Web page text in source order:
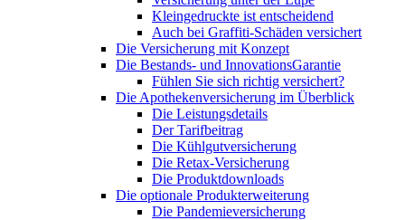
Kleingedruckte ist entscheidend
Auch bei Graffiti-Schäden versichert
Die Versicherung mit Konzept
Die Bestands- und InnovationsGarantie
Fühlen Sie sich richtig versichert?
Die Apothekenversicherung im Überblick
Die Leistungsdetails
Der Tarifbeitrag
Die Kühlgutversicherung
Die Retax-Versicherung
Die Produktdownloads
Die optionale Produkterweiterung
Die Pandemieversicherung